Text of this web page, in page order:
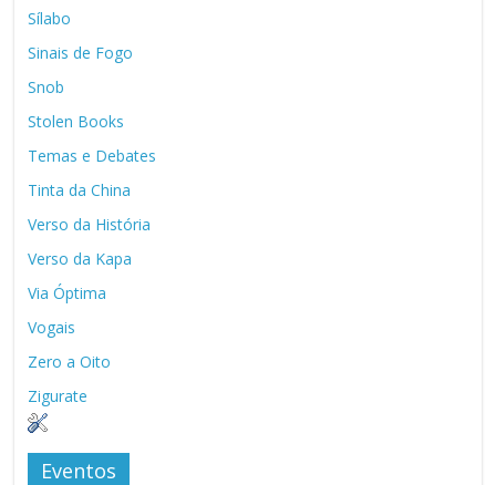
Sílabo
Sinais de Fogo
Snob
Stolen Books
Temas e Debates
Tinta da China
Verso da História
Verso da Kapa
Via Óptima
Vogais
Zero a Oito
Zigurate
Eventos